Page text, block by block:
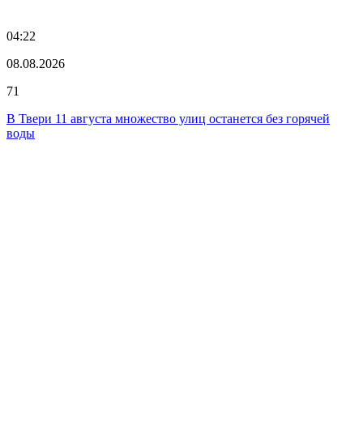
04:22
08.08.2026
71
В Твери 11 августа множество улиц останется без горячей
воды